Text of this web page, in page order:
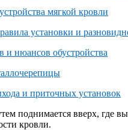
поднимается вверх,
кровли.